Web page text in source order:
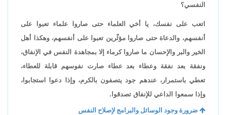
النفسي؟
اتعب على نفسك، يا أخي العلماء حتى صاروا علماء تعبوا على
أنفسهم، والدعاة حتى صاروا مؤثّرين تعبوا على أنفسهم، وهكذا أهل
الخير والبر والإحسان ما صاروا كرماء إلا بمجاهدة النفس في الإنفاق،
ونفقة بعد نفقة وعطاء بعد عطاء صارت نفوسهم قابلة للعطاء،
تعطي باستمرار، عندهم جود يتصفون بالكرم، وإذا دعوا استجابوا،
وإذا سمعوا الداعي للإنفاق تصدقوا.
ضرورة وجود الوسائل والبرامج لإصلاح النفس